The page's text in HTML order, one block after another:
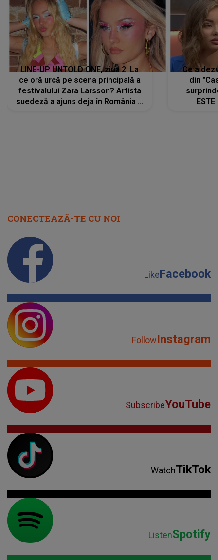
LINE-UP UNTOLD ONE, ziua 2. La
ce oră urcă pe scena principală a
festivalului Zara Larsson? Artista
suedeză a ajuns deja în România și
Ce a
din
CONECTEAZĂ-TE CU NOI
LikeFacebook
FollowInstagram
SubscribeYouTube
WatchTikTok
ListenSpotify